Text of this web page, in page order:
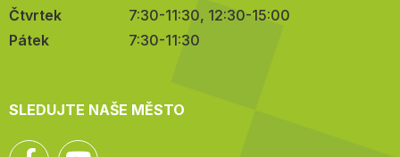
Čtvrtek
7:30-11:30, 12:30-15:00
Pátek
7:30-11:30
SLEDUJTE NAŠE MĚSTO